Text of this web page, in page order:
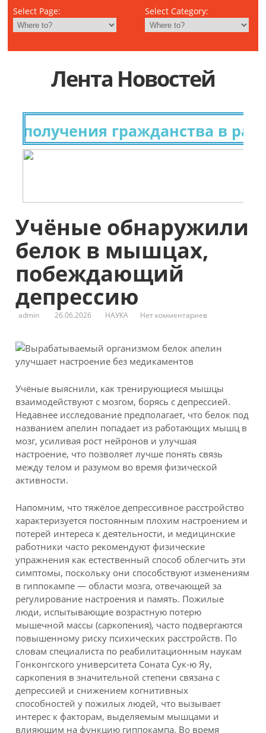
Select Page: Select Category:
Лента Новостей
гражданства в
Учёные обнаружили
белок в мышцах,
побеждающий
депрессию
admin 26.06.2026 НАУКА Нет комментариев
Учёные выяснили, как тренирующиеся мышцы
взаимодействуют с мозгом, борясь с депрессией.
Недавнее исследование предполагает, что белок под
названием апелин попадает из работающих мышц в
мозг, усиливая рост нейронов и улучшая
настроение, что позволяет лучше понять связь
между телом и разумом во время физической
активности.
Напомним, что тяжёлое депрессивное расстройство
характеризуется постоянным плохим настроением и
потерей интереса к деятельности, и медицинские
работники часто рекомендуют физические
упражнения как естественный способ облегчить эти
симптомы, поскольку они способствуют изменениям
в гиппокампе — области мозга, отвечающей за
регулирование настроения и память. Пожилые
люди, испытывающие возрастную потерю
мышечной массы (саркопения), часто подвергаются
повышенному риску психических расстройств. По
словам специалиста по реабилитационным наукам
Гонконгского университета Соната Сук-ю Яу,
саркопения в значительной степени связана с
депрессией и снижением когнитивных
способностей у пожилых людей, что вызывает
интерес к факторам, выделяемым мышцами и
влияющим на функцию гиппокампа. Во время